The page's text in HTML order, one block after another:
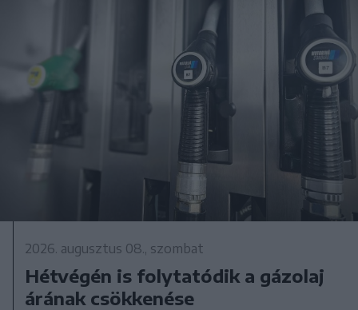
2026. augusztus 08., szombat
Hétvégén is folytatódik a gázolaj
árának csökkenése